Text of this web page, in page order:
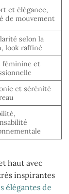
et élégance,
de mouvement
selon la
look raffiné
féminine et
et sérénité
haut avec
inspirantes
élégantes de